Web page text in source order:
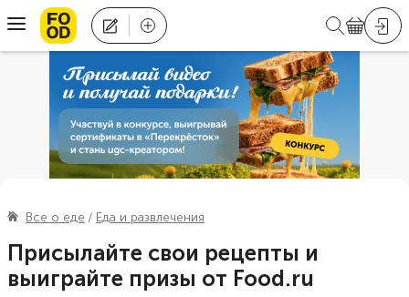
Все о еде Еда и развлечения
Присылайте свои рецепты и
выиграйте призы от Food.ru